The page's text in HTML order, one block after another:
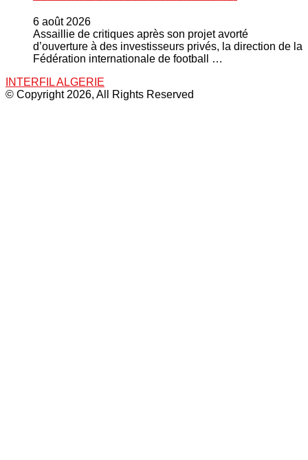
6 août 2026
Assaillie de critiques après son projet avorté
d’ouverture à des investisseurs privés, la direction de la
Fédération internationale de football …
INTERFIL ALGERIE
© Copyright 2026, All Rights Reserved